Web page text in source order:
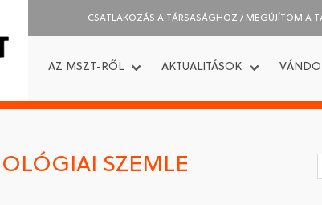
CSATLAKOZÁS A TÁRSASÁGHOZ / MEGÚJÍTOM A
AZ MSZT-RŐL AKTUALITÁSOK
SZEMLE